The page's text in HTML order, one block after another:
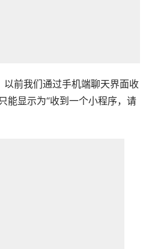
前我们通过手机端聊天界面收
能显示为“收到一个小程序，请